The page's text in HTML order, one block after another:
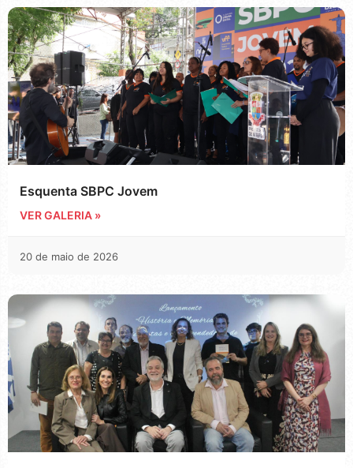
Esquenta SBPC Jovem
VER GALERIA »
20 de maio de 2026